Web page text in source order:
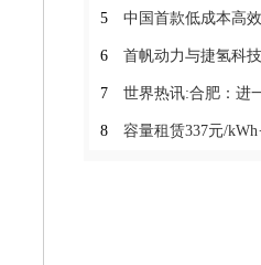
5 中国首款低成本高效率高可靠零碳
6 首帆动力与捷氢科技开展燃
7 世界热讯:合肥：进一步完善
8 容量租赁337元/kWh·年，调峰补偿0.5元/kWh！吉林省新型